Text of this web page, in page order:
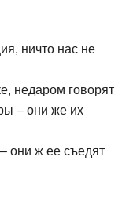
ничто нас не
недаром говорят
– они же их
они ж ее съедят